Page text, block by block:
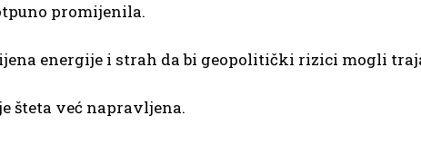
promijenila.
energije i strah da bi geopolitički rizici mogli
šteta već napravljena.